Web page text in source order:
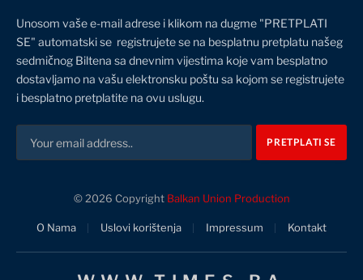
Unosom vaše e-mail adrese i klikom na dugme "PRETPLATI
SE" automatski se registrujete se na besplatnu pretplatu našeg
sedmičnog Biltena sa dnevnim vijestima koje vam besplatno
dostavljamo na vašu elektronsku poštu sa kojom se registrujete
i besplatno pretplatite na ovu uslugu.
© 2026 Copyright Balkan Union Production
O Nama Uslovi korištenja Impressum Kontakt